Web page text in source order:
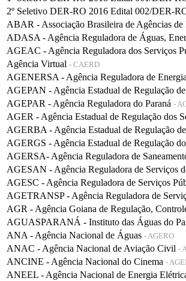
2º Seletivo DER-RO 2016 Edital 002/DER-
ABAR - Associação Brasileira de Agências de
ADASA - Agência Reguladora de Águas,
AGEAC - Agência Reguladora dos Serviços
Agência Virtual - CAERD
AGENERSA - Agência Reguladora de
AGEPAN - Agência Estadual de Regulação
AGEPAR - Agência Reguladora do Paraná -
AGER - Agência Estadual de Regulação dos
AGERBA - Agência Estadual de Regulação
AGERGS - Agência Estadual de Regulação
AGERSA- Agência Reguladora de
AGESAN - Agência Reguladora de Serviços
AGESC - Agência Reguladora de Serviços
AGETRANSP - Agência Reguladora de
AGR - Agência Goiana de Regulação,
AGUASPARANÁ - Instituto das Águas do
ANA - Agência Nacional de Águas - AGERO
ANAC - Agência Nacional de Aviação Civil -
ANCINE - Agência Nacional do Cinema -
ANEEL - Agência Nacional de Energia